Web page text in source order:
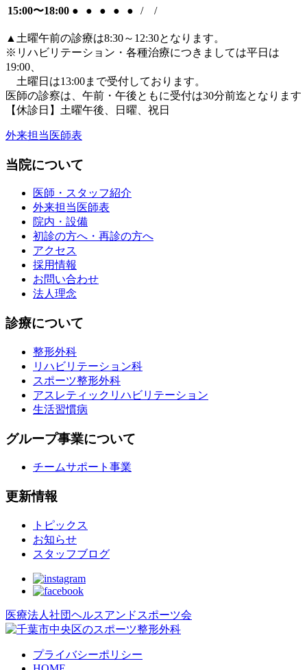
15:00〜18:00 ● ● ● ● ● / /
▲ 土曜午前の診療は8:30～12:30となります。
※リハビリテーション・各種治療につきましては平日は
19:00、
土曜日は13:00まで受付しております。
医師の診察は、午前・午後ともに受付は30分前迄となります
【休診日】土曜午後、日曜、祝日
外来担当医師表
当院について
医師・スタッフ紹介
外来担当医師表
院内・設備
初診の方へ・再診の方へ
アクセス
採用情報
お問い合わせ
法人理念
診療について
整形外科
リハビリテーション科
スポーツ整形外科
アスレティックリハビリテーション
生活習慣病
グループ事業について
チームサポート事業
更新情報
トピックス
お知らせ
スタッフブログ
医療法人社団ヘルスアンドスポーツ会
プライバシーポリシー